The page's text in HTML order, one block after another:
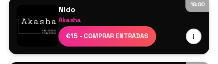
16:00
Nido
Akasha
€15 - COMPRAR ENTRADAS i
Cartel por confirmar